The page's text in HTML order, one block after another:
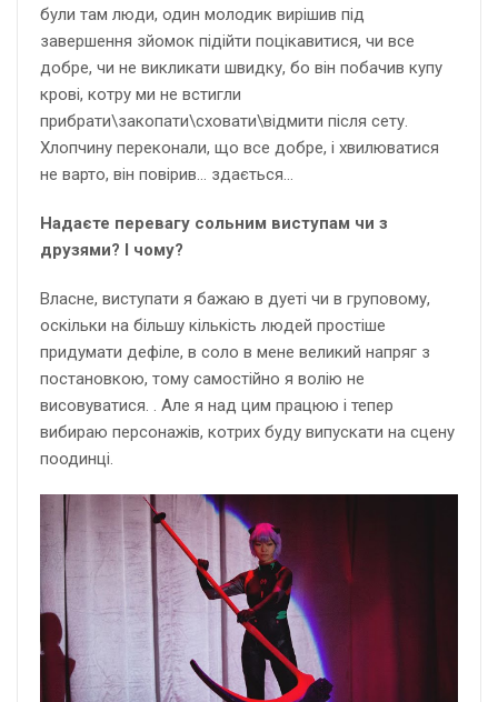
були там люди, один молодик вирішив під
завершення зйомок підійти поцікавитися, чи все
добре, чи не викликати швидку, бо він побачив купу
крові, котру ми не встигли
прибрати\закопати\сховати\відмити після сету.
Хлопчину переконали, що все добре, і хвилюватися
не варто, він повірив… здається…
Надаєте перевагу сольним виступам чи з
друзями? І чому?
Власне, виступати я бажаю в дуеті чи в груповому,
оскільки на більшу кількість людей простіше
придумати дефіле, в соло в мене великий напряг з
постановкою, тому самостійно я волію не
висовуватися. . Але я над цим працюю і тепер
вибираю персонажів, котрих буду випускати на сцену
поодинці.